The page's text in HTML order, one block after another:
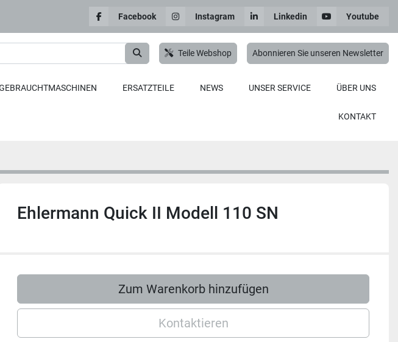
Facebook Instagram Linkedin Youtube
Teile Webshop Abonnieren Sie unseren Newsletter
GEBRAUCHTMASCHINEN ERSATZTEILE NEWS UNSER SERVICE ÜBER UNS
KONTAKT
Ehlermann Quick II Modell 110 SN
Zum Warenkorb hinzufügen
Kontaktieren